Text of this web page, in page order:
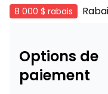
8 000 $ rabais
Options de
paiement